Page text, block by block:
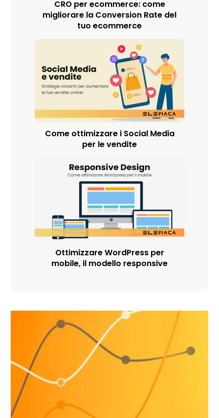
CRO per ecommerce: come
migliorare la Conversion Rate del
tuo ecommerce
Come ottimizzare i Social Media
per le vendite
Ottimizzare WordPress per
mobile, il modello responsive